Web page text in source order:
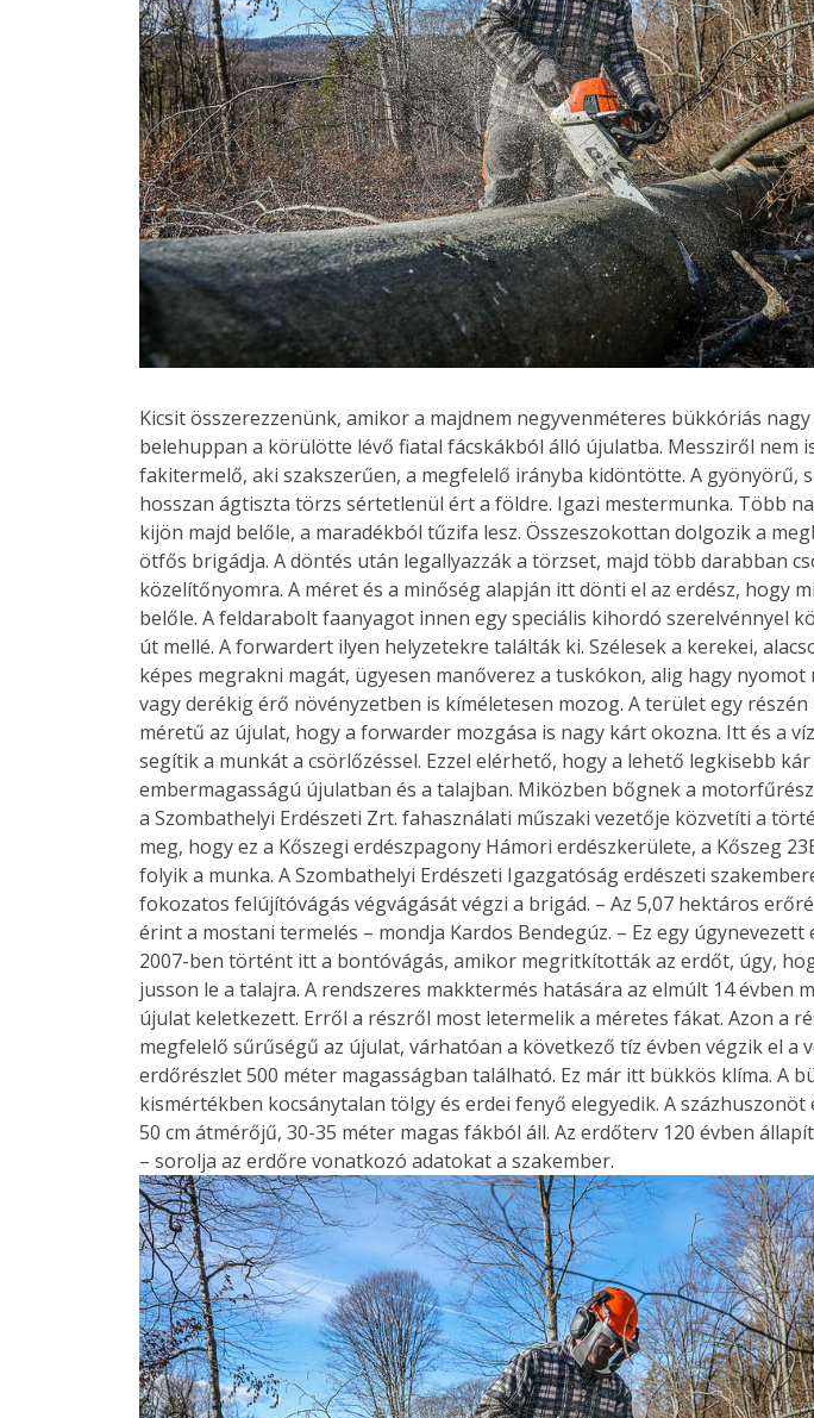
Kicsit összerezzenünk, amikor a majdnem negyvenméteres bükkóriás
belehuppan a körülötte lévő fiatal fácskákból álló újulatba. Messziről nem
fakitermelő, aki szakszerűen, a megfelelő irányba kidöntötte. A gyönyörű,
hosszan ágtiszta törzs sértetlenül ért a földre. Igazi mestermunka. Több
kijön majd belőle, a maradékból tűzifa lesz. Összeszokottan dolgozik a
ötfős brigádja. A döntés után legallyazzák a törzset, majd több darabban
közelítőnyomra. A méret és a minőség alapján itt dönti el az erdész, hogy
belőle. A feldarabolt faanyagot innen egy speciális kihordó szerelvénnyel
út mellé. A forwardert ilyen helyzetekre találták ki. Szélesek a kerekei,
képes megrakni magát, ügyesen manőverez a tuskókon, alig hagy nyomot
vagy derékig érő növényzetben is kíméletesen mozog. A terület egy
méretű az újulat, hogy a forwarder mozgása is nagy kárt okozna. Itt és a
segítik a munkát a csörlőzéssel. Ezzel elérhető, hogy a lehető legkisebb
embermagasságú újulatban és a talajban. Miközben bőgnek a
a Szombathelyi Erdészeti Zrt. fahasználati műszaki vezetője közvetíti a
meg, hogy ez a Kőszegi erdészpagony Hámori erdészkerülete, a Kőszeg
folyik a munka. A Szombathelyi Erdészeti Igazgatóság erdészeti
fokozatos felújítóvágás végvágását végzi a brigád. – Az 5,07 hektáros
érint a mostani termelés – mondja Kardos Bendegúz. – Ez egy
2007-ben történt itt a bontóvágás, amikor megritkították az erdőt, úgy,
jusson le a talajra. A rendszeres makktermés hatására az elmúlt 14 évben
újulat keletkezett. Erről a részről most letermelik a méretes fákat. Azon a
megfelelő sűrűségű az újulat, várhatóan a következő tíz évben végzik el a
erdőrészlet 500 méter magasságban található. Ez már itt bükkös klíma. A
kismértékben kocsánytalan tölgy és erdei fenyő elegyedik. A százhuszonöt
50 cm átmérőjű, 30-35 méter magas fákból áll. Az erdőterv 120 évben
– sorolja az erdőre vonatkozó adatokat a szakember.